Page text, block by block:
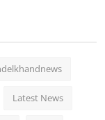
Latest News